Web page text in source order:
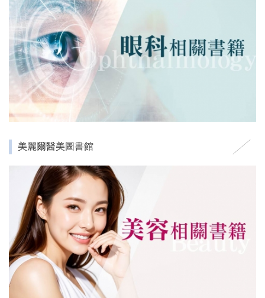
美麗爾醫美圖書館